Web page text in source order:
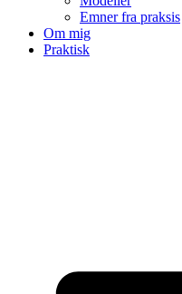
Emner fra praksis
Om mig
Praktisk